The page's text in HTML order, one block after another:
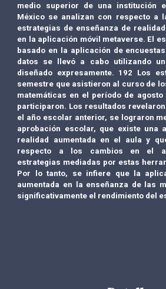
medio superior de una institución
México se analizan con respecto a
estrategias de enseñanza de
en la aplicación móvil metaverse. El
basado en la aplicación de
datos se llevó a cabo utilizando un
diseñado expresamente. 192 Los
semestre que asistieron al curso de
matemáticas en el período de
participaron. Los resultados
el año escolar anterior, se lograron
aprobación escolar, que existe una
realidad aumentada en el aula y
respecto a los cambios en el
estrategias mediadas por estas
Por lo tanto, se infiere que la
aumentada en la enseñanza de las
significativamente el rendimiento del